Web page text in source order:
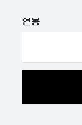
연봉